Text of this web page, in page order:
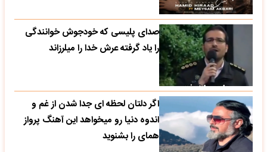
صدای پلیسی که خودجوش خوانندگی
را یاد گرفته عرش خدا را میلرزاند
اگر دلتان لحظه ای جدا شدن از غم و
اندوه دنیا رو میخواهد این آهنگ پرواز
همای را بشنوید